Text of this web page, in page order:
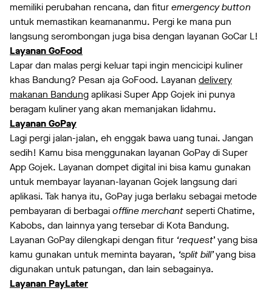
memiliki perubahan rencana, dan fituremergency button
untuk memastikan keamananmu. Pergi ke mana pun
langsung serombongan juga bisa dengan layanan GoCar L!
Layanan GoFood
Lapar dan malas pergi keluar tapi ingin mencicipi kuliner
khas Bandung? Pesan aja GoFood. Layanan delivery
makanan Bandungaplikasi Super App Gojek ini punya
beragam kuliner yang akan memanjakan lidahmu.
Layanan GoPay
Lagi pergi jalan-jalan, eh enggak bawa uang tunai. Jangan
sedih! Kamu bisa menggunakan layanan GoPay di Super
App Gojek. Layanan dompet digital ini bisa kamu gunakan
untuk membayar layanan-layanan Gojek langsung dari
aplikasi. Tak hanya itu, GoPay juga berlaku sebagai metode
pembayaran di berbagaioffline merchantseperti Chatime,
Kabobs, dan lainnya yang tersebar di Kota Bandung.
Layanan GoPay dilengkapi dengan fitur ‘request’ yang bisa
kamu gunakan untuk meminta bayaran, ‘split bill’yang bisa
digunakan untuk patungan, dan lain sebagainya.
Layanan PayLater